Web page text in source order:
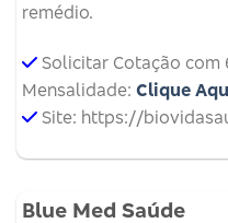
remédio.
Solicitar Cotação com
Mensalidade: Clique
Site: https://
Blue Med Saúde